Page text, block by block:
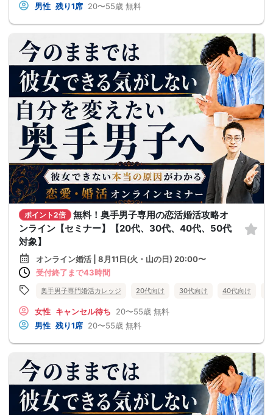
男性 残り1席 20〜55歳 無料
ポイント2倍
無料！奥手男子専用の恋活婚活攻略オ
ンライン【セミナー】【20代、30代、40代、50代
対象】
オンライン婚活 | 8月11日(火・山の日) 20:00〜
受付終了まで43時間
奥手男子専門婚活カレッジ 20代向け 30代向け 40代向け
女性 キャンセル待ち 20〜55歳 無料
男性 残り1席 20〜55歳 無料